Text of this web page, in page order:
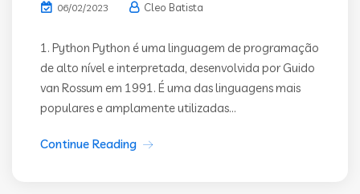
06/02/2023 Cleo Batista
1. Python Python é uma linguagem de programação
de alto nível e interpretada, desenvolvida por Guido
van Rossum em 1991. É uma das linguagens mais
populares e amplamente utilizadas...
Continue Reading